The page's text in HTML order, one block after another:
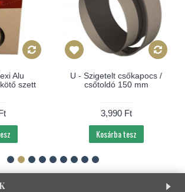
Alu
szett
U - Szigetelt csőkapocs /
csőtoldó 150 mm
3,990 Ft
Kosárba tesz